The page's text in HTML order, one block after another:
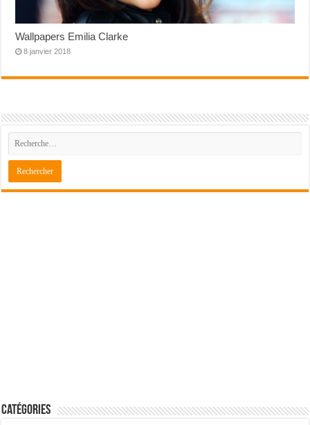
Wallpapers Emilia Clarke
8 janvier 2018
Catégories